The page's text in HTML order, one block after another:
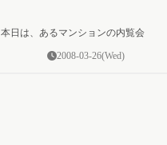
本日は、あるマンションの内覧会
2008-03-26(Wed)